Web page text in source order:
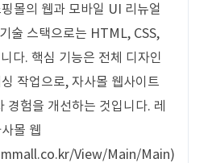
몰의 웹과 모바일 UI 리뉴얼
술 스택으로는 HTML, CSS,
다. 핵심 기능은 전체 디자인
작업으로, 자사몰 웹사이트
경험을 개선하는 것입니다. 레
몰 웹
View/Main/Main)